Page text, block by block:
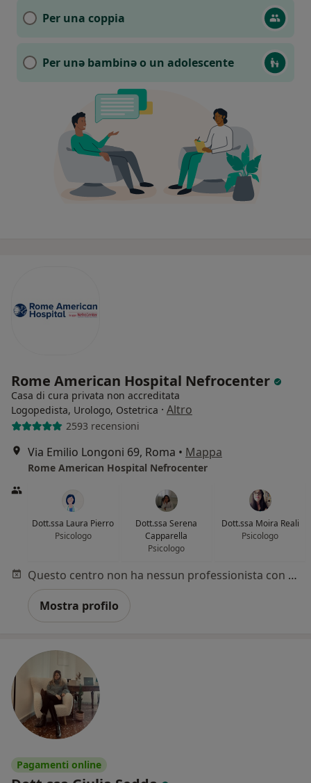
Per una coppia
Per unǝ bambinǝ o un adolescente
Rome American Hospital Nefrocenter
Casa di cura privata non accreditata
Logopedista, Urologo, Ostetrica · Altro
2593 recensioni
Via Emilio Longoni 69, Roma • Mappa
Rome American Hospital Nefrocenter
Dott.ssa Laura Pierro
Psicologo
Dott.ssa Serena
Capparella
Psicologo
Dott.ssa Moira Reali
Psicologo
Questo centro non ha nessun professionista con date disponibili
Mostra profilo
Pagamenti online